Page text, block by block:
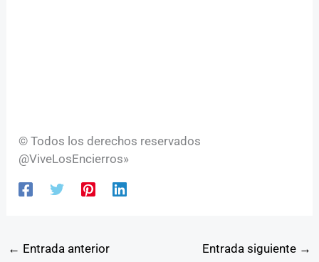
© Todos los derechos reservados
@ViveLosEncierros»
← Entrada anterior Entrada siguiente →